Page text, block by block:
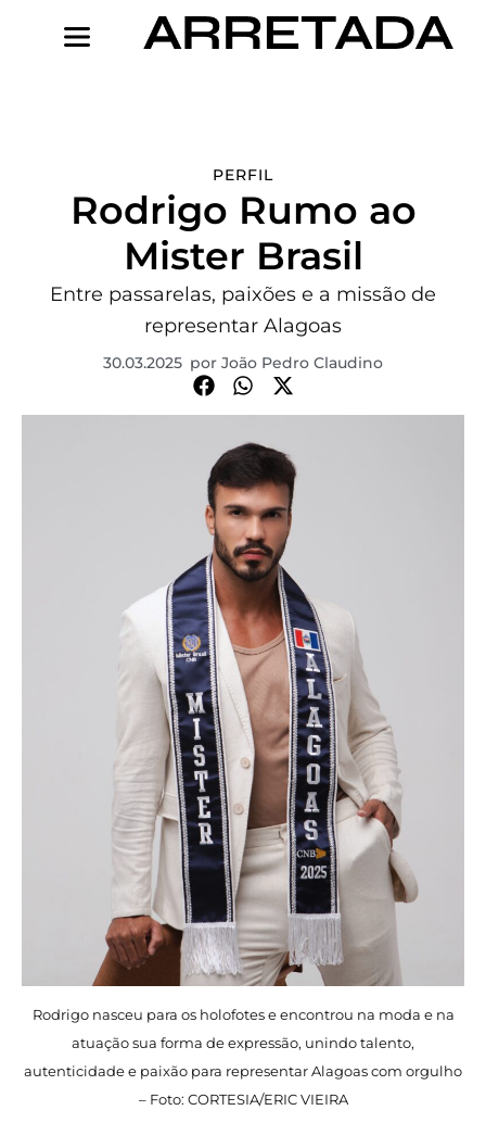
PERFIL
Rodrigo Rumo ao
Mister Brasil
Entre passarelas, paixões e a missão de
representar Alagoas
30.03.2025 por João Pedro Claudino
Rodrigo nasceu para os holofotes e encontrou na moda e na
atuação sua forma de expressão, unindo talento,
autenticidade e paixão para representar Alagoas com orgulho
– Foto: CORTESIA/ERIC VIEIRA